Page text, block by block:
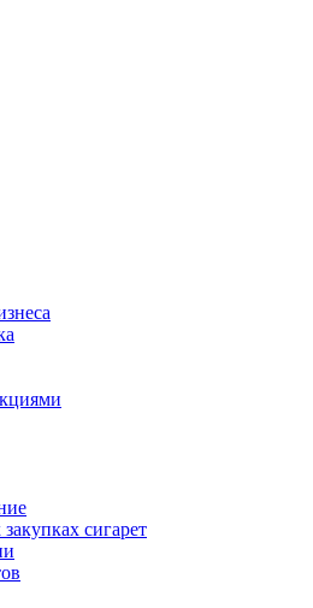
сигарет